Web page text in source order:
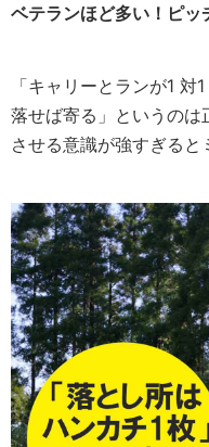
ベテランほど多い！ピッ
「キャリーとランが1
落せば寄る」というのは
させる意識が強すぎると